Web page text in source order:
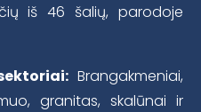
iš 46 šalių, parodoje
Brangakmeniai,
granitas, skalūnai ir